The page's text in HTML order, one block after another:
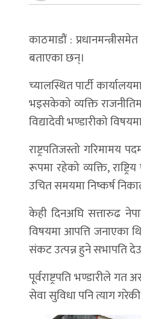
काठमाडौं :
बताएका छन्।
च्यालस्थित पार्टी
भइसकेको व्यक्ति
विद्यादेवी भण्डारीको
राष्ट्रपतिजस्तो
रूपमा रहेको व्यक्ति,
उचित समयमा निष्कर्ष
केही दिनअघि सत्तारुढ
विषयमा आपत्ति जनाएका
संकट उत्पन्न हुने सभापति
पूर्वराष्ट्रपति भण्डारीले
सेवा सुविधा पनि त्याग